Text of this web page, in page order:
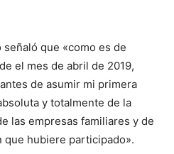
que «como es de
el mes de abril de 2019,
de asumir mi primera
y totalmente de la
las empresas familiares y de
que hubiere participado».